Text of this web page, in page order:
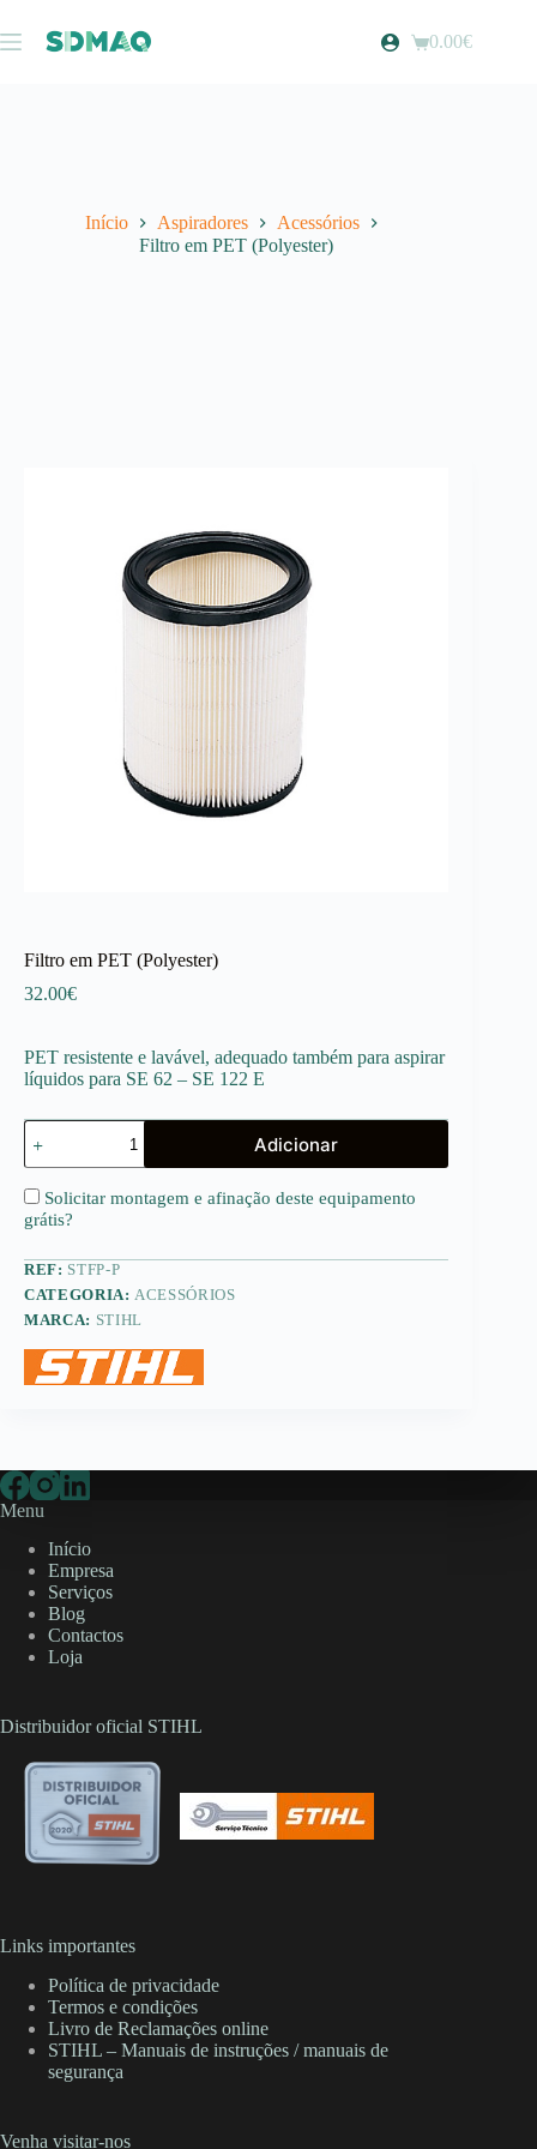
para
o
Carrinho
0.00€
Início Aspiradores
Acessórios
Filtro em PET (Polyester)
Filtro em PET (Polyester)
32.00€
PET resistente e lavável, adequado também para aspirar
líquidos para SE 62 – SE 122 E
Quantidade
de
Filtro
em
PET
(Polyester)
Adicionar
Solicitar montagem e afinação deste equipamento
grátis?
REF: STFP-P
CATEGORIA:ACESSÓRIOS
MARCA: STIHL
Menu
Início
Empresa
Serviços
Blog
Contactos
Loja
Distribuidor oficial STIHL
Links importantes
Política de privacidade
Termos e condições
Livro de Reclamações online
STIHL – Manuais de instruções / manuais de
segurança
Venha visitar-nos